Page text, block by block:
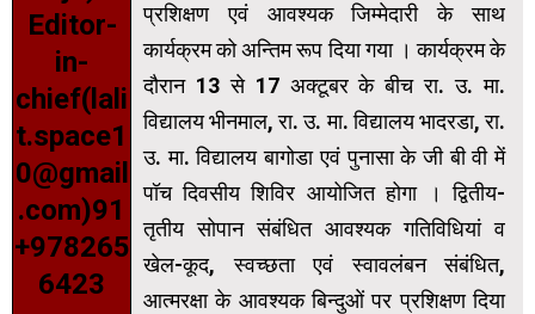
Editor-
in-
chief(lali
t.space1
0@gmail
.com)91
+978265
6423
प्रशिक्षण एवं आवश्यक जिम्मेदारी के साथ
कार्यक्रम को अन्तिम रूप दिया गया । कार्यक्रम के
दौरान 13 से 17 अक्टूबर के बीच रा. उ. मा.
विद्यालय भीनमाल, रा. उ. मा. विद्यालय भादरडा, रा.
उ. मा. विद्यालय बागोडा एवं पुनासा के जी बी वी में
पॉच दिवसीय शिविर आयोजित होगा । द्वितीय-
तृतीय सोपान संबंधित आवश्यक गतिविधियां व
खेल-कूद, स्वच्छता एवं स्वावलंबन संबंधित,
आत्मरक्षा के आवश्यक बिन्दुओं पर प्रशिक्षण दिया